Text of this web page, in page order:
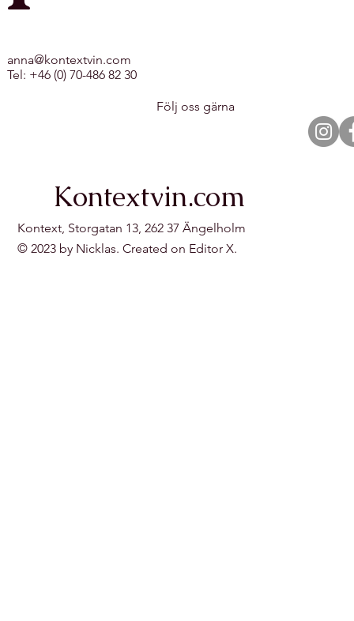
Kontextvin.com
Kontext, Storgatan 13, 262 37 Ängelholm
© 2023 by Nicklas. Created on Editor X.
anna@kontextvin.com
Tel: +46 (0) 70-486 82 30
Följ oss gärna